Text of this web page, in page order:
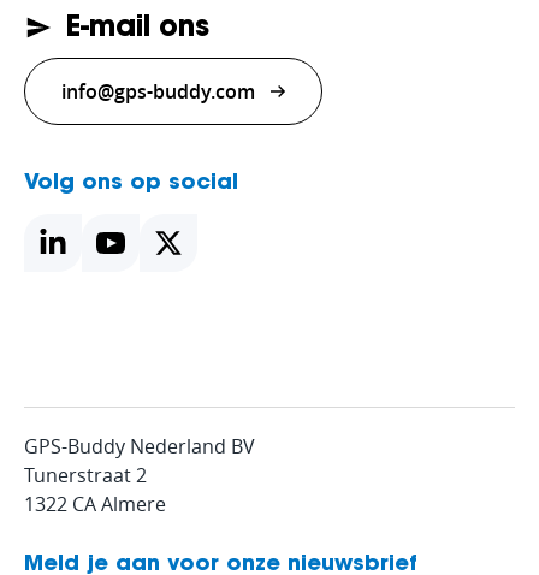
GPS-Buddy Nederland BV
Tunerstraat 2
1322 CA Almere
Meld je aan voor onze nieuwsbrief
E-mail ons
info@gps-buddy.com
Volg ons op social